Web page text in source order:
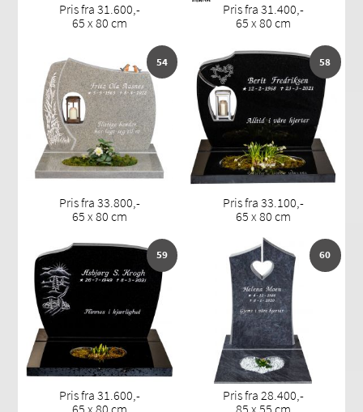
Pris fra 31.600,-
65 x 80 cm
Pris fra 31.400,-
65 x 80 cm
54
Pris fra 33.800,-
65 x 80 cm
58
Pris fra 33.100,-
65 x 80 cm
59
Pris fra 31.600,-
60
Pris fra 28.400,-